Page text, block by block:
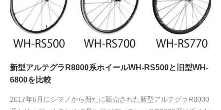
新型アルテグラR8000系ホイールWH-RS500と旧型WH-
6800を比較
2017年6月にシマノから新たに販売された新型アルテグラR8000